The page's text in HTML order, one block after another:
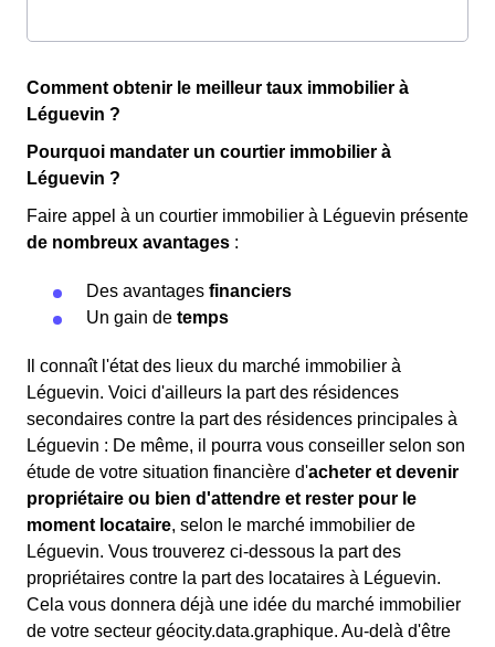
Comment obtenir le meilleur taux immobilier à
Léguevin ?
Pourquoi mandater un courtier immobilier à
Léguevin ?
Faire appel à un courtier immobilier à Léguevin présente
de nombreux avantages :
Des avantages financiers
Un gain de temps
Il connaît l'état des lieux du marché immobilier à
Léguevin. Voici d'ailleurs la part des résidences
secondaires contre la part des résidences principales à
Léguevin : De même, il pourra vous conseiller selon son
étude de votre situation financière d'acheter et devenir
propriétaire ou bien d'attendre et rester pour le
moment locataire, selon le marché immobilier de
Léguevin. Vous trouverez ci-dessous la part des
propriétaires contre la part des locataires à Léguevin.
Cela vous donnera déjà une idée du marché immobilier
de votre secteur géocity.data.graphique. Au-delà d'être